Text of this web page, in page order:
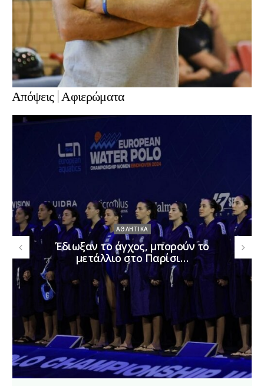
Απόψεις | Αφιερώματα
ΑΦΙΕΡΏΜΑΤΑ
Τα “αστέρια” του Τενεάτη …